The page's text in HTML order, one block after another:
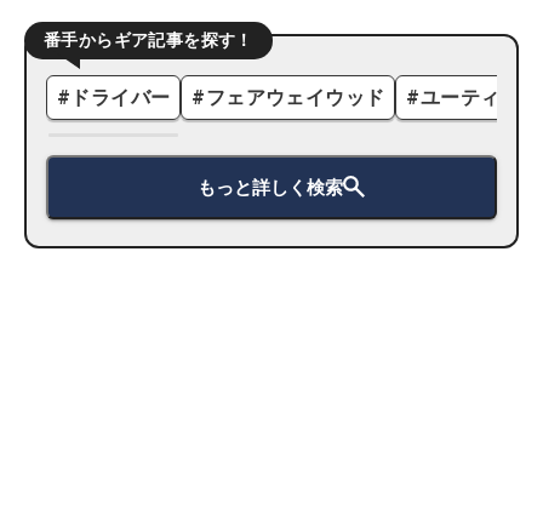
番手からギア記事を探す！
# ドライバー #フェアウェイウッド #ユーティリ
もっと詳しく検索